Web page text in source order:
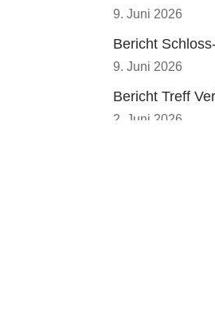
9. Juni 2026
Bericht
9. Juni 2026
Bericht Treff
2. Juni 2026